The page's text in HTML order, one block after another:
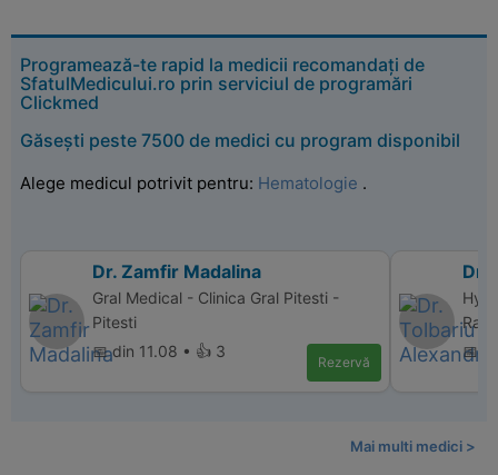
Programează-te rapid la medicii recomandați de
SfatulMedicului.ro prin serviciul de programări
Clickmed
Găsești peste 7500 de medici cu program disponibil
Alege medicul potrivit pentru: Hematologie .
Dr. Zamfir Madalina
Gral Medical - Clinica Gral Pitesti -
Pitesti
📅 din 11.08 • 👍 3
Rezervă
Dr.
📅
Mai multi medici >